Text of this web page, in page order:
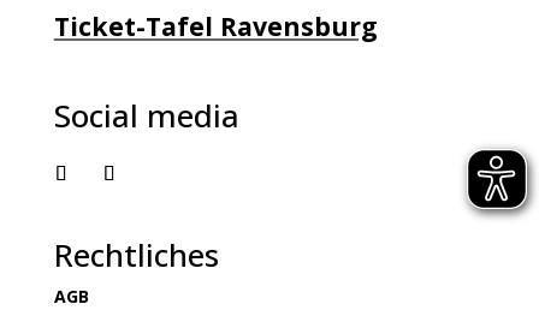
Ticket-Tafel Ravensburg
Social media
Rechtliches
AGB